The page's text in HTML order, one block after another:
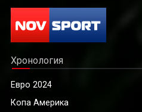
Хронология
Евро 2024
Копа Америка